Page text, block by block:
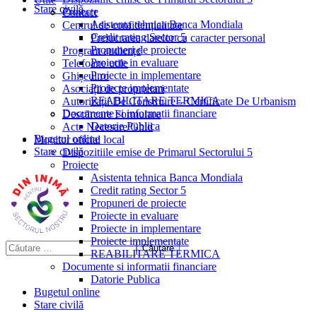
Stare civilă
Proiecte
Asistenta tehnica Banca Mondiala
Credit rating Sector 5
Propuneri de proiecte
Proiecte in evaluare
Proiecte in implementare
Proiecte implementate
REABILITARE TERMICA
Documente si informatii financiare
Datorie Publica
Bugetul online
Stare civilă
Contact
Centrul de confidențialitate
Prelucrarea datelor cu caracter personal
Program audiențe
Telefoane utile
Ghișeul.ro
Asociații de proprietari
Autorizații De Construire – Certificate De Urbanism
Descărcare Formulare
Acte Necesare/Ghid
Monitor oficial local
Dispozitiile emise de Primarul Sectorului 5
Proiecte
Asistenta tehnica Banca Mondiala
Credit rating Sector 5
Propuneri de proiecte
Proiecte in evaluare
Proiecte in implementare
Proiecte implementate
REABILITARE TERMICA
Documente si informatii financiare
Datorie Publica
Bugetul online
Stare civilă